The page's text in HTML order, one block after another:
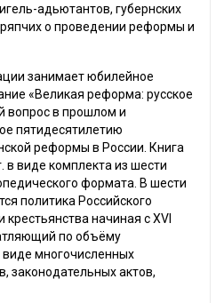
адьютантов, губернских
о проведении реформы и
занимает юбилейное
«Великая реформа: русское
вопрос в прошлом и
пятидесятилетию
реформы в России. Книга
в виде комплекта из шести
формата. В шести
политика Российского
начиная с XVI
по объёму
многочисленных
законодательных актов,